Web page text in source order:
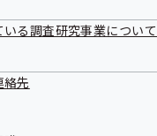
る調査研究事業について
絡先
供！【無料】
マガジンで広報誌